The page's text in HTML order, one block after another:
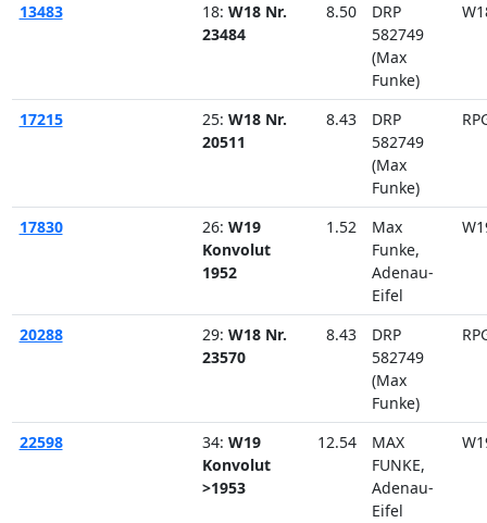
13483 18: W18 Nr.
23484
8.50
DRP
582749
(Max
Funke)
17215 25: W18 Nr.
20511
8.43
DRP
582749
(Max
Funke)
17830 26: W19
Konvolut
1952
1.52
Max
Funke,
Adenau-
Eifel
20288 29: W18 Nr.
23570
8.43
DRP
582749
(Max
Funke)
22598 34: W19
Konvolut
>1953
12.54
MAX
FUNKE,
Adenau-
Eifel